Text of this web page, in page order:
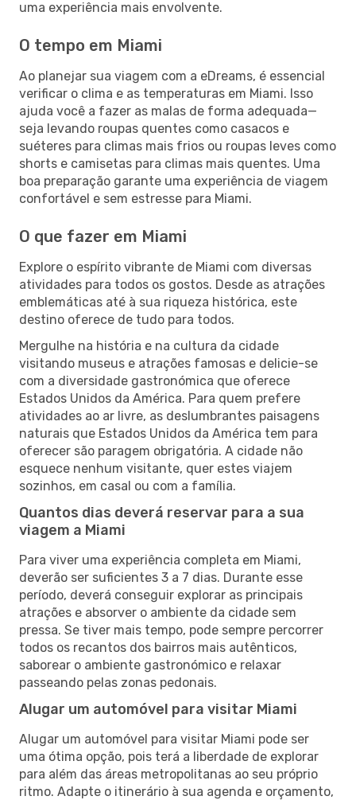
uma experiência mais envolvente.
O tempo em Miami
Ao planejar sua viagem com a eDreams, é essencial
verificar o clima e as temperaturas em Miami. Isso
ajuda você a fazer as malas de forma adequada—
seja levando roupas quentes como casacos e
suéteres para climas mais frios ou roupas leves como
shorts e camisetas para climas mais quentes. Uma
boa preparação garante uma experiência de viagem
confortável e sem estresse para Miami.
O que fazer em Miami
Explore o espírito vibrante de Miami com diversas
atividades para todos os gostos. Desde as atrações
emblemáticas até à sua riqueza histórica, este
destino oferece de tudo para todos.
Mergulhe na história e na cultura da cidade
visitando museus e atrações famosas e delicie-se
com a diversidade gastronómica que oferece
Estados Unidos da América. Para quem prefere
atividades ao ar livre, as deslumbrantes paisagens
naturais que Estados Unidos da América tem para
oferecer são paragem obrigatória. A cidade não
esquece nenhum visitante, quer estes viajem
sozinhos, em casal ou com a família.
Quantos dias deverá reservar para a sua
viagem a Miami
Para viver uma experiência completa em Miami,
deverão ser suficientes 3 a 7 dias. Durante esse
período, deverá conseguir explorar as principais
atrações e absorver o ambiente da cidade sem
pressa. Se tiver mais tempo, pode sempre percorrer
todos os recantos dos bairros mais autênticos,
saborear o ambiente gastronómico e relaxar
passeando pelas zonas pedonais.
Alugar um automóvel para visitar Miami
Alugar um automóvel para visitar Miami pode ser
uma ótima opção, pois terá a liberdade de explorar
para além das áreas metropolitanas ao seu próprio
ritmo. Adapte o itinerário à sua agenda e orçamento,